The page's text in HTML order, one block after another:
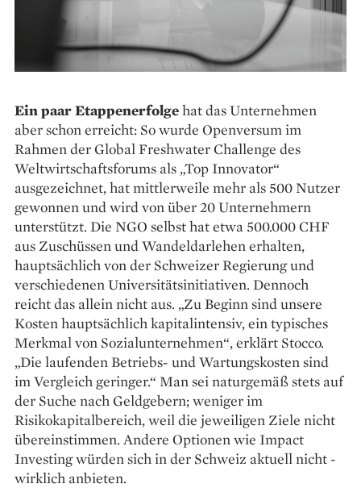
Ein paar Etappenerfolgehat das Unter­nehmen
aber schon erreicht: So wurde Openversum im
Rahmen der Global Freshwater Challenge des
Weltwirtschaftsforums als „Top Innovator“
ausgezeichnet, hat mittlerweile mehr als 500 Nutzer
gewonnen und wird von über 20 Unternehmern
unterstützt. Die NGO selbst hat etwa 500.000 CHF
aus Zuschüssen und Wandel­darlehen erhalten,
hauptsächlich von der Schweizer Regierung und
verschiedenen Universitätsinitiativen. Dennoch
reicht das allein nicht aus. „Zu Beginn sind unsere
Kosten hauptsächlich kapitalintensiv, ein typisches
Merkmal von Sozialunternehmen“, erklärt Stocco.
„Die laufenden Betriebs- und Wartungskosten sind
im Vergleich geringer.“ Man sei naturgemäß stets auf
der Suche nach Geld­gebern; weniger im
Risikokapitalbereich, weil die jeweiligen Ziele nicht
übereinstimmen. Andere Optionen wie Impact
Investing würden sich in der Schweiz aktuell nicht ­
wirklich ­an­bieten.